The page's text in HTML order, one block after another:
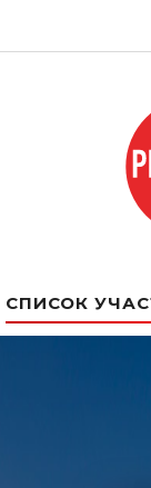
СПИСОК